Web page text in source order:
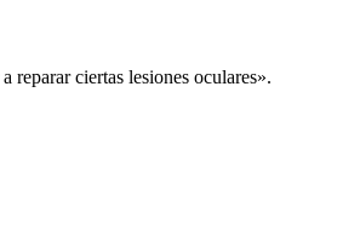
ciertas lesiones oculares».